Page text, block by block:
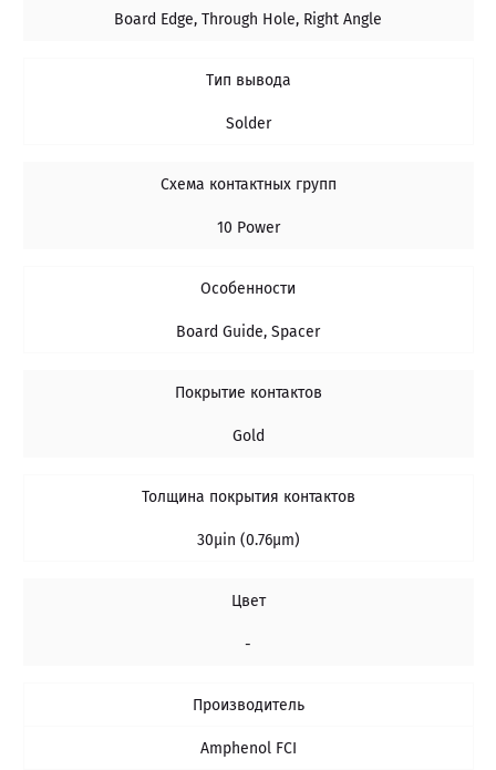
Board Edge, Through Hole, Right Angle
Тип вывода
Solder
Схема контактных групп
10 Power
Особенности
Board Guide, Spacer
Покрытие контактов
Gold
Толщина покрытия контактов
30µin (0.76µm)
Цвет
-
Производитель
Amphenol FCI